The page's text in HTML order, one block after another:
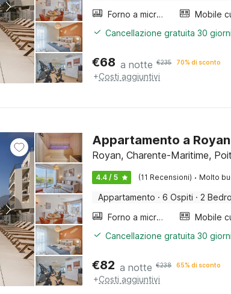
Forno a microonde combinato
Mobile
Cancellazione gratuita 30
€68 a notte €235 70% di sconto
+Costi aggiuntivi
Appartamento a
Royan, Charente-Maritime,
4.4 / 5 (11 Recensioni) · Molto
Appartamento · 6 Ospiti · 2
Forno a microonde combinato
Mobile
Cancellazione gratuita 30
€82 a notte €238 65% di sconto
+Costi aggiuntivi